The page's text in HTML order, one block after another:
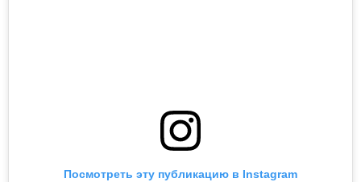
Посмотреть эту публикацию в Instagram